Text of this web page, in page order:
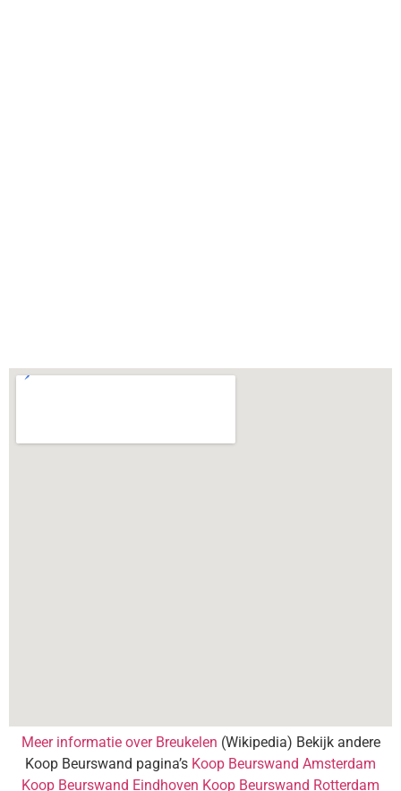
Meer informatie over Breukelen (Wikipedia) Bekijk andere
Koop Beurswand pagina’s Koop Beurswand Amsterdam
Koop Beurswand Eindhoven Koop Beurswand Rotterdam